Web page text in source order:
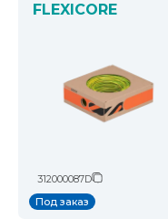
FLEXICORE
312000087D
Под заказ